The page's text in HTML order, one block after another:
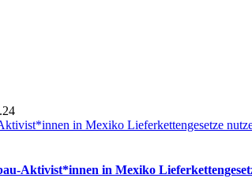
in Mexiko Lieferkettengesetze
Aktivist*innen in Mexiko